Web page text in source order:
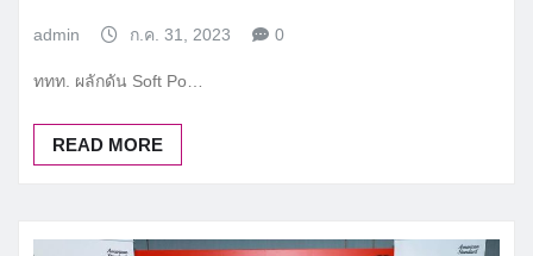
admin ก.ค. 31, 2023 0
ททท. ผลักดัน Soft Po…
READ MORE